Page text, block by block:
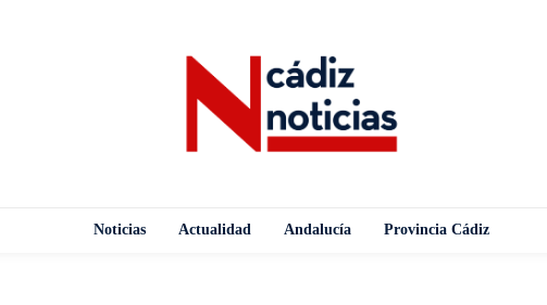
Noticias Actualidad Andalucía Provincia Cádiz